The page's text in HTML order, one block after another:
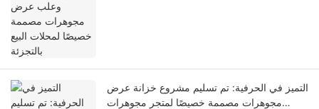
التميز في الحرفية: تم تسليم مشروع خزانة عرض
مجوهرات مصممة خصيصًا لمتجر مجوهرات